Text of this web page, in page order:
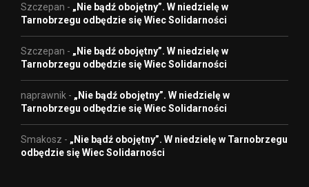
Szczepan - „Nie bądź obojętny”. W niedzielę w
Tarnobrzegu odbędzie się Wiec Solidarności
Szczepan - „Nie bądź obojętny”. W niedzielę w
Tarnobrzegu odbędzie się Wiec Solidarności
naprawnik - „Nie bądź obojętny”. W niedzielę w
Tarnobrzegu odbędzie się Wiec Solidarności
Smakosz - „Nie bądź obojętny”. W niedzielę w Tarnobrzegu
odbędzie się Wiec Solidarności